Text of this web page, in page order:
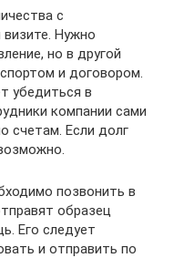
с
Нужно
но в другой
и договором.
убедиться в
компании сами
счетам. Если долг
позвонить в
образец
Его следует
и отправить по